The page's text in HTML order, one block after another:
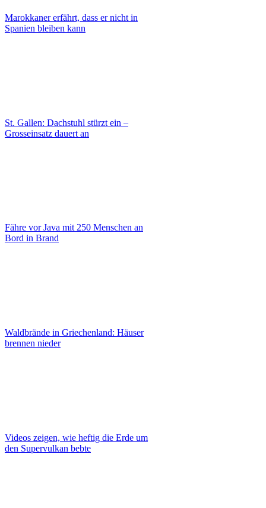
Marokkaner erfährt, dass er nicht in
Spanien bleiben kann
St. Gallen: Dachstuhl stürzt ein –
Grosseinsatz dauert an
Fähre vor Java mit 250 Menschen an
Bord in Brand
Waldbrände in Griechenland: Häuser
brennen nieder
Videos zeigen, wie heftig die Erde um
den Supervulkan bebte